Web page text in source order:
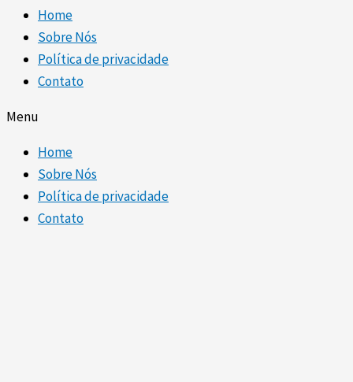
Home
Sobre Nós
Política de privacidade
Contato
Menu
Home
Sobre Nós
Política de privacidade
Contato